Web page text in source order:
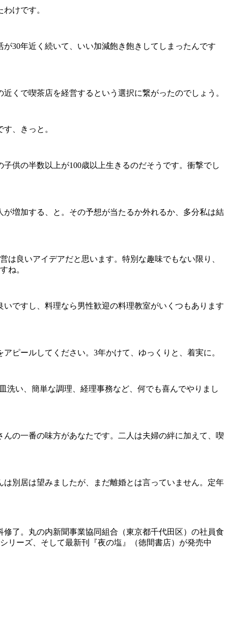
けです。
30年近く続いて、いい加減飽き飽きしてしまったんです
くで喫茶店を経営するという選択に繋がったのでしょう。
、きっと。
供の半数以上が100歳以上生きるのだそうです。衝撃でし
増加する、と。その予想が当たるか外れるか、多分私は結
良いアイデアだと思います。特別な趣味でもない限り、
ね。
ですし、料理なら男性歓迎の料理教室がいくつもあります
ールしてください。3年かけて、ゆっくりと、着実に。
い、簡単な調理、経理事務など、何でも喜んでやりまし
の一番の味方があなたです。二人は夫婦の絆に加えて、喫
別居は望みましたが、まだ離婚とは言っていません。定年
了。丸の内新聞事業協同組合（東京都千代田区）の社員食
リーズ、そして最新刊『夜の塩』（徳間書店）が発売中